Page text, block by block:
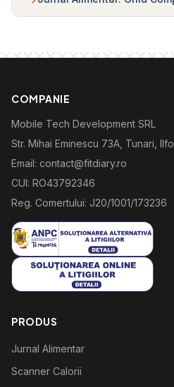
COMPANIE
Mobile Tech Development SRL
Str. Mihai Eminescu 73A, Tunari,
Email: contact@fitdiary.ro
CUI: RO43792346
Reg. Comertului: J20/1001/173236
PRODUS
Jurnal Alimentar
Scanner Calorii